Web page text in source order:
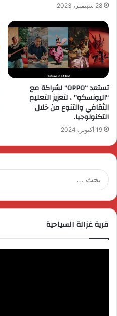
28 سبتمبر، 2023
تستعد “OPPO” لشراكة مع
“اليونسكو” ، لتعزيز التعليم
الثقافي والتنوع من خلال
التكنولوجيا.
19 أكتوبر، 2024
قرية غزالة السياحية